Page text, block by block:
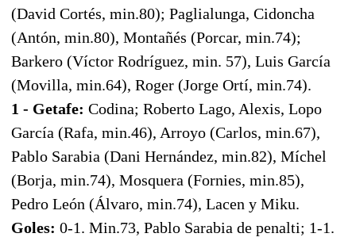
(David Cortés, min.80); Paglialunga, Cidoncha
(Antón, min.80), Montañés (Porcar, min.74);
Barkero (Víctor Rodríguez, min. 57), Luis García
(Movilla, min.64), Roger (Jorge Ortí, min.74).
1 - Getafe: Codina; Roberto Lago, Alexis, Lopo
García (Rafa, min.46), Arroyo (Carlos, min.67),
Pablo Sarabia (Dani Hernández, min.82), Míchel
(Borja, min.74), Mosquera (Fornies, min.85),
Pedro León (Álvaro, min.74), Lacen y Miku.
Goles: 0-1. Min.73, Pablo Sarabia de penalti; 1-1.